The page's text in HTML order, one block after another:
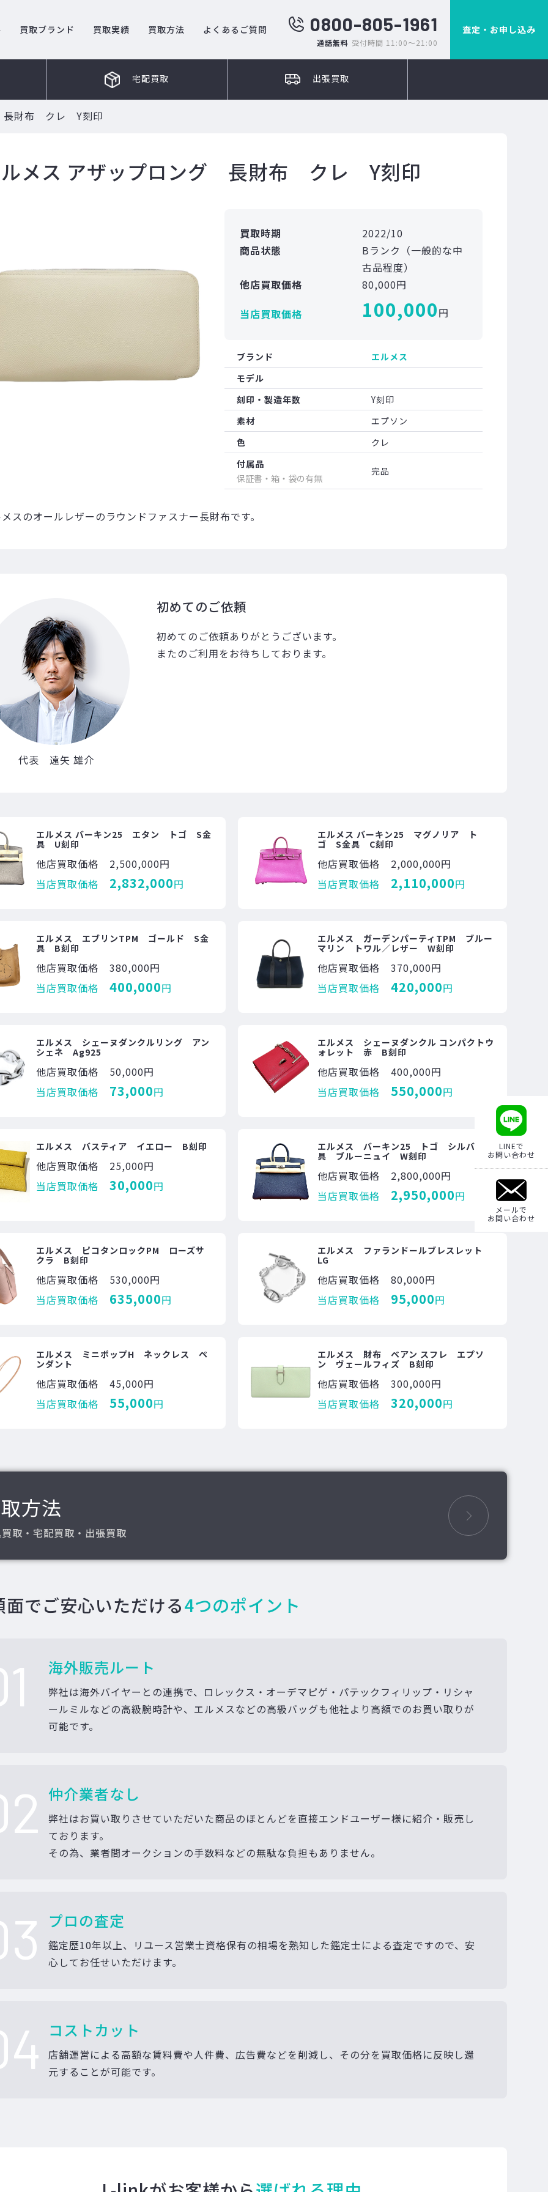
買取ブランド 買取実績 買取方法 よくあるご質問 0800-805-1961
通話無料 受付時間 11:00～21:00
査定・お申し込み
宅配買取 出張買取
長財布 クレ Y刻印
メス アザップロング 長財布 クレ Y刻印
買取時期
2022/10
商品状態
Bランク（一般的な中
古品程度）
他店買取価格
80,000円
当店買取価格
100,000円
ブランド
エルメス
モデル
刻印・製造年数
Y刻印
素材
エプソン
色
クレ
付属品
保証書・箱・袋の有無
完品
スのオールレザーのラウンドファスナー長財布です。
代表 遠矢 雄介
初めてのご依頼
初めてのご依頼ありがとうございます。
またのご利用をお待ちしております。
エルメス バーキン25 エタン トゴ S金
具 U刻印
他店買取価格
2,500,000円
当店買取価格
2,832,000円
エルメス バーキン25 マグノリア ト
ゴ S金具 C刻印
他店買取価格
2,000,000円
当店買取価格
2,110,000円
エルメス エブリンTPM ゴールド S金
具 B刻印
他店買取価格
380,000円
当店買取価格
400,000円
エルメス ガーデンパーティTPM ブルー
マリン トワル／レザー W刻印
他店買取価格
370,000円
当店買取価格
420,000円
エルメス シェーヌダンクルリング アン
シェネ Ag925
他店買取価格
50,000円
当店買取価格
73,000円
エルメス シェーヌダンクル コンパクトウ
ォレット 赤 B刻印
他店買取価格
400,000円
当店買取価格
550,000円
エルメス バスティア イエロー B刻印
他店買取価格
25,000円
当店買取価格
30,000円
エルメス バーキン25 トゴ シルバー金
具 ブルーニュイ W刻印
他店買取価格
2,800,000円
当店買取価格
2,950,000円
エルメス ピコタンロックPM ローズサ
クラ B刻印
他店買取価格
530,000円
当店買取価格
635,000円
エルメス ファランドールブレスレット
LG
他店買取価格
80,000円
当店買取価格
95,000円
エルメス ミニポップH ネックレス ペ
ンダント
他店買取価格
45,000円
当店買取価格
55,000円
エルメス 財布 ベアン スフレ エプソ
ン ヴェールフィズ B刻印
他店買取価格
300,000円
当店買取価格
320,000円
方法
取・宅配買取・出張買取
面でご安心いただける4つのポイント
海外販売ルート
弊社は海外バイヤーとの連携で、ロレックス・オーデマピゲ・パテックフィリップ・リシャ
ールミルなどの高級腕時計や、エルメスなどの高級バッグも他社より高額でのお買い取りが
可能です。
仲介業者なし
弊社はお買い取りさせていただいた商品のほとんどを直接エンドユーザー様に紹介・販売し
ております。
その為、業者間オークションの手数料などの無駄な負担もありません。
プロの査定
鑑定歴10年以上、リユース営業士資格保有の相場を熟知した鑑定士による査定ですので、安
心してお任せいただけます。
コストカット
店舗運営による高額な賃料費や人件費、広告費などを削減し、その分を買取価格に反映し還
元することが可能です。
LINEで
お問い合わせ
メールで
お問い合わせ